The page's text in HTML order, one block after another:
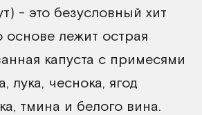
- это безусловный хит
основе лежит острая
капуста с примесями
лука, чеснока, ягод
тмина и белого вина.